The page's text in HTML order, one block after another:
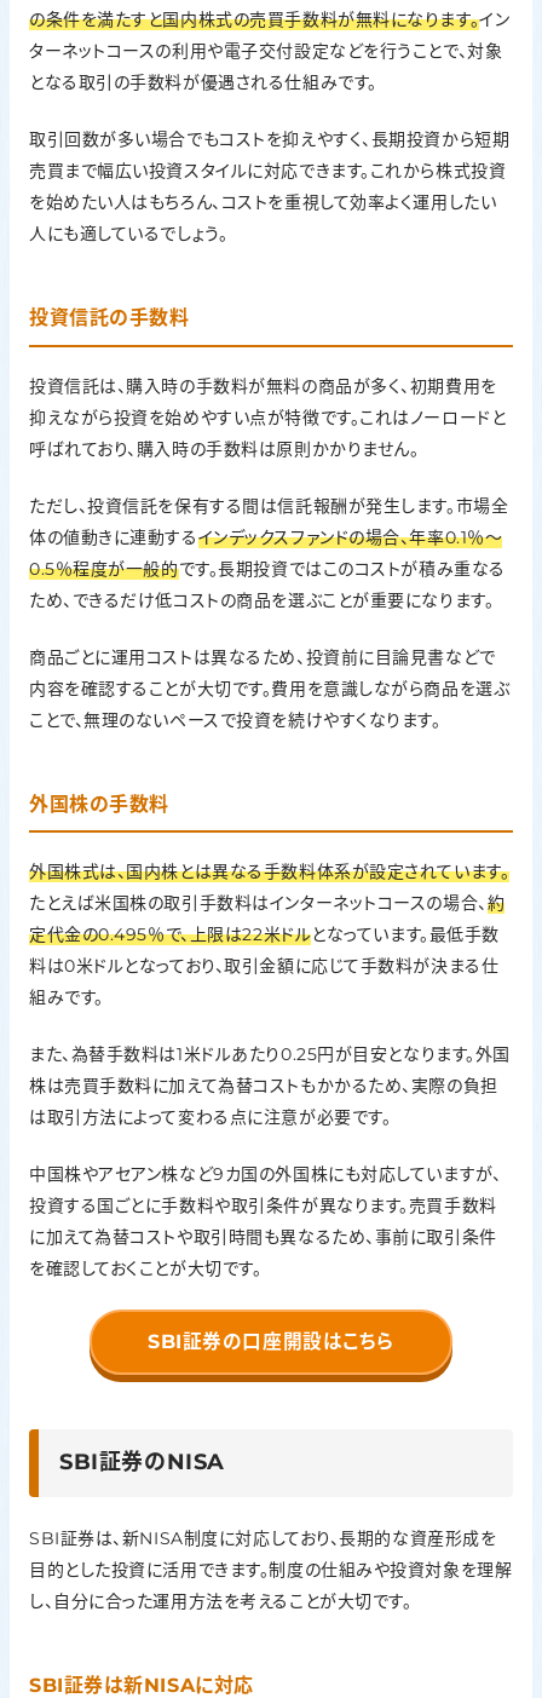
の条件を満たすと国内株式の売買手数料が無料になります。イン
ターネットコースの利用や電子交付設定などを行うことで、対象
となる取引の手数料が優遇される仕組みです。
取引回数が多い場合でもコストを抑えやすく、長期投資から短期
売買まで幅広い投資スタイルに対応できます。これから株式投資
を始めたい人はもちろん、コストを重視して効率よく運用したい
人にも適しているでしょう。
投資信託の手数料
投資信託は、購入時の手数料が無料の商品が多く、初期費用を
抑えながら投資を始めやすい点が特徴です。これはノーロードと
呼ばれており、購入時の手数料は原則かかりません。
ただし、投資信託を保有する間は信託報酬が発生します。市場全
体の値動きに連動するインデックスファンドの場合、年率0.1％〜
0.5％程度が一般的です。長期投資ではこのコストが積み重なる
ため、できるだけ低コストの商品を選ぶことが重要になります。
商品ごとに運用コストは異なるため、投資前に目論見書などで
内容を確認することが大切です。費用を意識しながら商品を選ぶ
ことで、無理のないペースで投資を続けやすくなります。
外国株の手数料
外国株式は、国内株とは異なる手数料体系が設定されています。
たとえば米国株の取引手数料はインターネットコースの場合、約
定代金の0.495％で、上限は22米ドルとなっています。最低手数
料は0米ドルとなっており、取引金額に応じて手数料が決まる仕
組みです。
また、為替手数料は1米ドルあたり0.25円が目安となります。外国
株は売買手数料に加えて為替コストもかかるため、実際の負担
は取引方法によって変わる点に注意が必要です。
中国株やアセアン株など9カ国の外国株にも対応していますが、
投資する国ごとに手数料や取引条件が異なります。売買手数料
に加えて為替コストや取引時間も異なるため、事前に取引条件
を確認しておくことが大切です。
SBI証券の口座開設はこちら
SBI証券のNISA
SBI証券は、新NISA制度に対応しており、長期的な資産形成を
目的とした投資に活用できます。制度の仕組みや投資対象を理解
し、自分に合った運用方法を考えることが大切です。
SBI証券は新NISAに対応